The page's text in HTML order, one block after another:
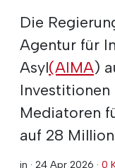
Die
Agentur für
Asyl(AIMA)
Mediatoren
auf 28
in · 24 Apr 2026 · 0